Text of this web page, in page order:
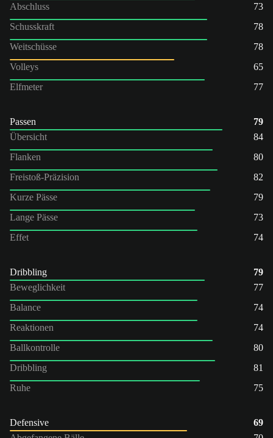
Abschluss
73
Schusskraft
78
Weitschüsse
78
Volleys
65
Elfmeter
77
Passen
79
Übersicht
84
Flanken
80
Freistoß-Präzision
82
Kurze Pässe
79
Lange Pässe
73
Effet
74
Dribbling
79
Beweglichkeit
77
Balance
74
Reaktionen
74
Ballkontrolle
80
Dribbling
81
Ruhe
75
Defensive
69